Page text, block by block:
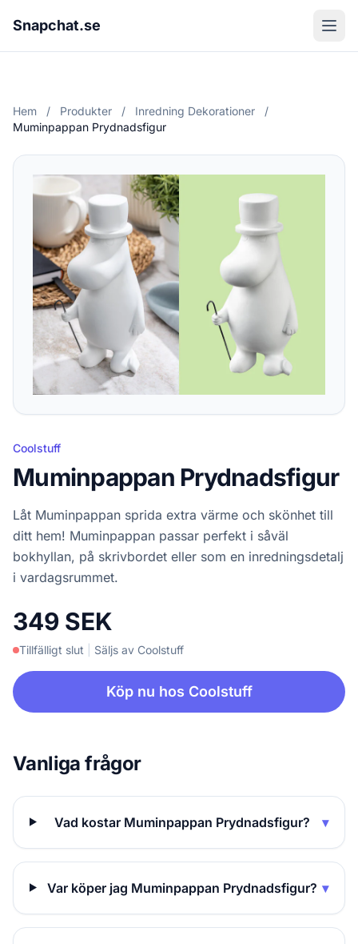
Snapchat.se
Hem / Produkter / Inredning Dekorationer
/
Muminpappan Prydnadsfigur
Coolstuff
Muminpappan Prydnadsfigur
Låt Muminpappan sprida extra värme och skönhet till
ditt hem! Muminpappan passar perfekt i såväl
bokhyllan, på skrivbordet eller som en inredningsdetalj
i vardagsrummet.
349 SEK
Tillfälligt slut Säljs av Coolstuff
Köp nu hos Coolstuff
Vanliga frågor
Vad kostar Muminpappan Prydnadsfigur? ▾
Var köper jag Muminpappan Prydnadsfigur? ▾